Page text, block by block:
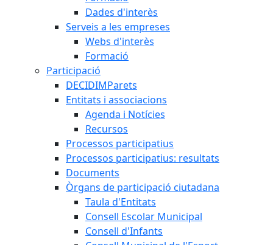
Dades d'interès
Serveis a les empreses
Webs d'interès
Formació
Participació
DECIDIMParets
Entitats i associacions
Agenda i Notícies
Recursos
Processos participatius
Processos participatius: resultats
Documents
Òrgans de participació ciutadana
Taula d'Entitats
Consell Escolar Municipal
Consell d'Infants